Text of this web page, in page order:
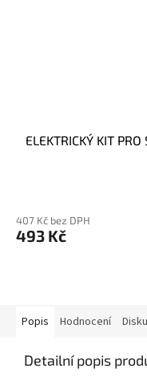
ELEKTRICKÝ KIT
407 Kč bez DPH
493 Kč
Popis Hodnocení
Detailní popis